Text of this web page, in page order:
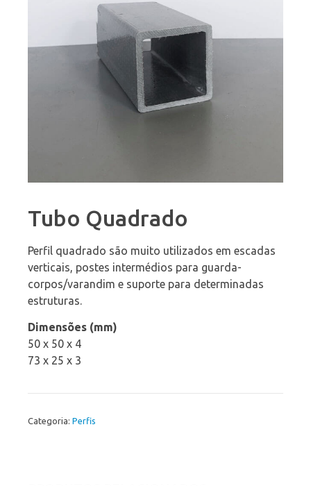
Tubo Quadrado
Perfil quadrado são muito utilizados em escadas
verticais, postes intermédios para guarda-
corpos/varandim e suporte para determinadas
estruturas.
Dimensões (mm)
50 x 50 x 4
73 x 25 x 3
Categoria: Perfis